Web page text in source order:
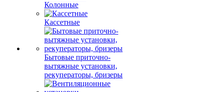
Колонные
Кассетные
Бытовые приточно-
вытяжные установки,
рекуператоры, бризеры